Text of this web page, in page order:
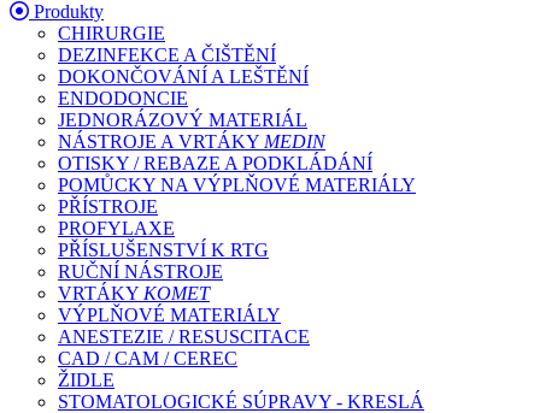
Produkty
CHIRURGIE
DEZINFEKCE A ČIŠTĚNÍ
DOKONČOVÁNÍ A LEŠTĚNÍ
ENDODONCIE
JEDNORÁZOVÝ MATERIÁL
NÁSTROJE A VRTÁKY MEDIN
OTISKY / REBAZE A PODKLÁDÁNÍ
POMŮCKY NA VÝPLŇOVÉ MATERIÁLY
PŘÍSTROJE
PROFYLAXE
PŘÍSLUŠENSTVÍ K RTG
RUČNÍ NÁSTROJE
VRTÁKY KOMET
VÝPLŇOVÉ MATERIÁLY
ANESTEZIE / RESUSCITACE
CAD / CAM / CEREC
ŽIDLE
STOMATOLOGICKÉ SÚPRAVY - KRESLÁ